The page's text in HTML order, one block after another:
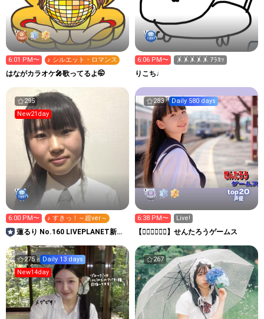
6:01 PM〜 ♪ シルエット・ロマンス
はながカラオケ🎤歌ってるよ🤭
6:06 PM〜 🤸🤸🤸🤸🤸 ｱﾗﾖｯ
りこち♩
295
New21day
6:00 PM〜 ♪ すきっ！～超ver～
蓮るり No.160 LIVEPLANET新ア
283 Daily 580 days
top20
声優
6:38 PM〜 Live!
【👉🏻🚋🚋👈🏻】せんたろうゲームス
275
Daily 13 days
New14day
267